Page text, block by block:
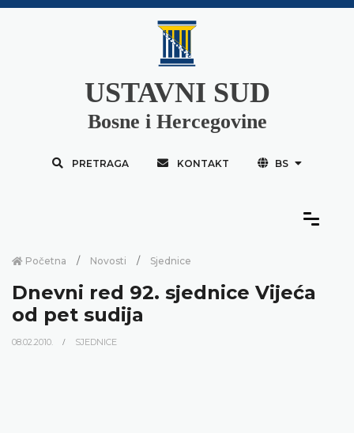
USTAVNI SUD
Bosne i Hercegovine
PRETRAGA KONTAKT BS
Početna Novosti Sjednice
Dnevni red 92. sjednice Vijeća
od pet sudija
08.02.2010. SJEDNICE